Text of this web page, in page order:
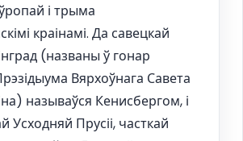
і трыма
краінамі. Да савецкай
(названы ў гонар
Вярхоўнага Савета
называўся Кенисбергом, і
Усходняй Прусіі, часткай